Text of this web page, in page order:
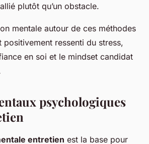
plutôt qu’un obstacle.
mentale autour de ces méthodes
positivement ressenti du stress,
en soi et le mindset candidat
psychologiques
entretien est la base pour